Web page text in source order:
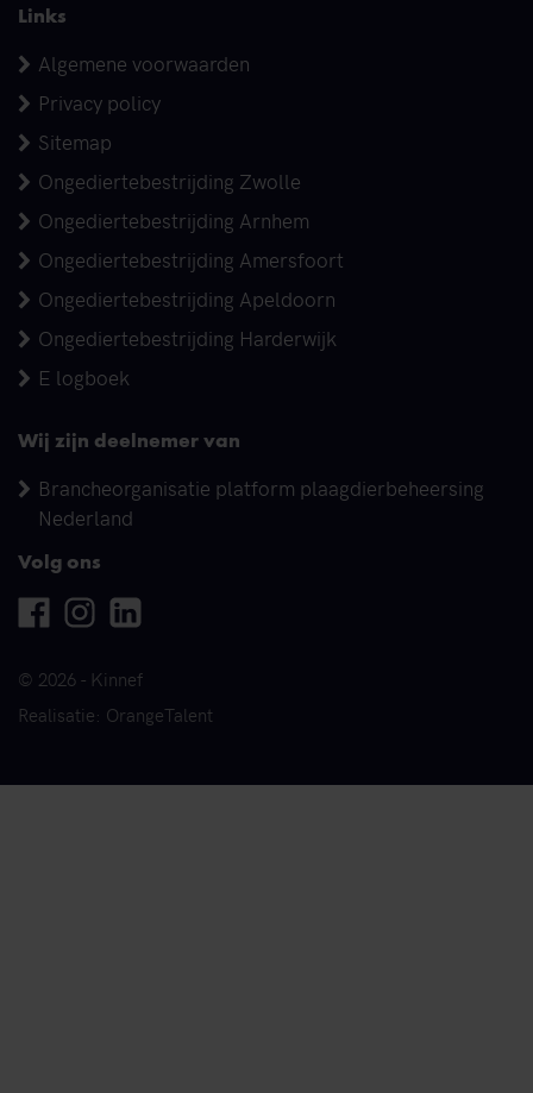
Links
Algemene voorwaarden
Privacy policy
Sitemap
Ongediertebestrijding Zwolle
Ongediertebestrijding Arnhem
Ongediertebestrijding Amersfoort
Ongediertebestrijding Apeldoorn
Ongediertebestrijding Harderwijk
E logboek
Wij zijn deelnemer van
Brancheorganisatie platform plaagdierbeheersing
Nederland
Volg ons
Facebook
InstagramLinkedin
© 2026 - Kinnef
Realisatie: OrangeTalent